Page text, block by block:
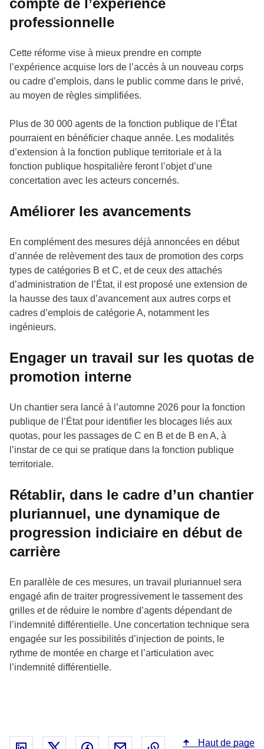
professionnelle
Cette réforme vise à mieux prendre en compte
l’expérience acquise lors de l’accès à un nouveau corps
ou cadre d’emplois, dans le public comme dans le privé,
au moyen de règles simplifiées.
Plus de 30 000 agents de la fonction publique de l’État
pourraient en bénéficier chaque année. Les modalités
d’extension à la fonction publique territoriale et à la
fonction publique hospitalière feront l’objet d’une
concertation avec les acteurs concernés.
Améliorer les avancements
En complément des mesures déjà annoncées en début
d’année de relèvement des taux de promotion des corps
types de catégories B et C, et de ceux des attachés
d’administration de l’État, il est proposé une extension de
la hausse des taux d’avancement aux autres corps et
cadres d’emplois de catégorie A, notamment les
ingénieurs.
Engager un travail sur les quotas de
promotion interne
Un chantier sera lancé à l’automne 2026 pour la fonction
publique de l’État pour identifier les blocages liés aux
quotas, pour les passages de C en B et de B en A, à
l’instar de ce qui se pratique dans la fonction publique
territoriale.
Rétablir, dans le cadre d’un chantier
pluriannuel, une dynamique de
progression indiciaire en début de
carrière
En parallèle de ces mesures, un travail pluriannuel sera
engagé afin de traiter progressivement le tassement des
grilles et de réduire le nombre d’agents dépendant de
l’indemnité différentielle. Une concertation technique sera
engagée sur les possibilités d’injection de points, le
rythme de montée en charge et l’articulation avec
l’indemnité différentielle.
Haut de page